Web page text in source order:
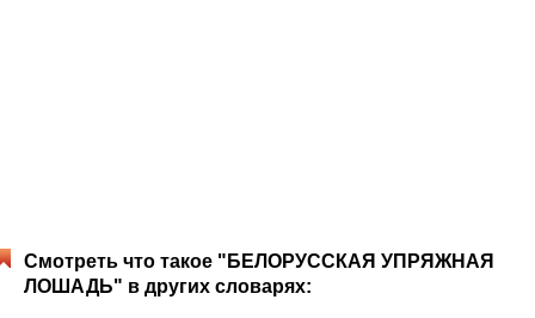
Смотреть что такое "БЕЛОРУССКАЯ УПРЯЖНАЯ
ЛОШАДЬ" в других словарях: